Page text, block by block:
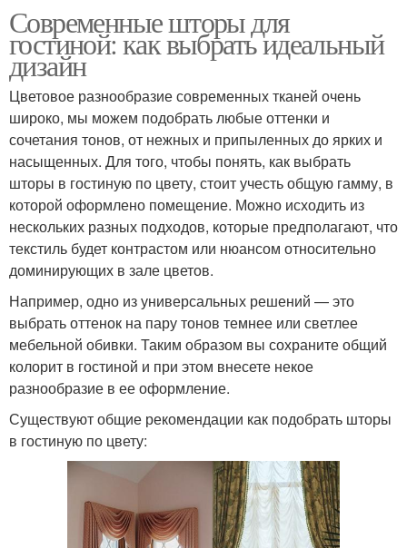
Современные шторы для
гостиной: как выбрать идеальный
дизайн
Цветовое разнообразие современных тканей очень
широко, мы можем подобрать любые оттенки и
сочетания тонов, от нежных и припыленных до ярких и
насыщенных. Для того, чтобы понять, как выбрать
шторы в гостиную по цвету, стоит учесть общую гамму, в
которой оформлено помещение. Можно исходить из
нескольких разных подходов, которые предполагают, что
текстиль будет контрастом или нюансом относительно
доминирующих в зале цветов.
Например, одно из универсальных решений — это
выбрать оттенок на пару тонов темнее или светлее
мебельной обивки. Таким образом вы сохраните общий
колорит в гостиной и при этом внесете некое
разнообразие в ее оформление.
Существуют общие рекомендации как подобрать шторы
в гостиную по цвету: